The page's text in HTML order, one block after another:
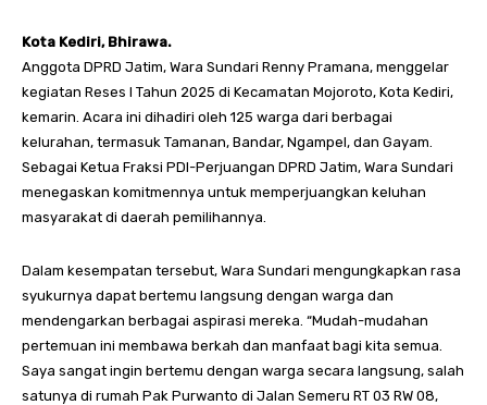
Kota Kediri, Bhirawa.
Anggota DPRD Jatim, Wara Sundari Renny Pramana, menggelar
kegiatan Reses I Tahun 2025 di Kecamatan Mojoroto, Kota Kediri,
kemarin. Acara ini dihadiri oleh 125 warga dari berbagai
kelurahan, termasuk Tamanan, Bandar, Ngampel, dan Gayam.
Sebagai Ketua Fraksi PDI-Perjuangan DPRD Jatim, Wara Sundari
menegaskan komitmennya untuk memperjuangkan keluhan
masyarakat di daerah pemilihannya.
Dalam kesempatan tersebut, Wara Sundari mengungkapkan rasa
syukurnya dapat bertemu langsung dengan warga dan
mendengarkan berbagai aspirasi mereka. “Mudah-mudahan
pertemuan ini membawa berkah dan manfaat bagi kita semua.
Saya sangat ingin bertemu dengan warga secara langsung, salah
satunya di rumah Pak Purwanto di Jalan Semeru RT 03 RW 08,